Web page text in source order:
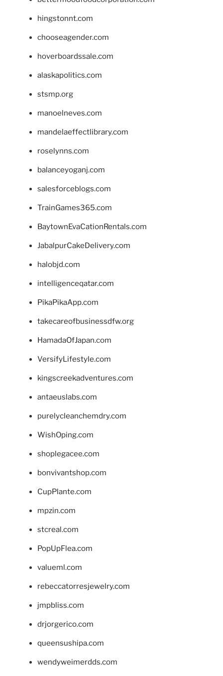
hingstonnt.com
chooseagender.com
hoverboardssale.com
alaskapolitics.com
stsmp.org
manoelneves.com
mandelaeffectlibrary.com
roselynns.com
balanceyoganj.com
salesforceblogs.com
TrainGames365.com
BaytownEvaCationRentals.com
JabalpurCakeDelivery.com
halobjd.com
intelligenceqatar.com
PikaPikaApp.com
takecareofbusinessdfw.org
HamadaOfJapan.com
VersifyLifestyle.com
kingscreekadventures.com
antaeuslabs.com
purelycleanchemdry.com
WishOping.com
shoplegacee.com
bonvivantshop.com
CupPlante.com
mpzin.com
stcreal.com
PopUpFlea.com
valueml.com
rebeccatorresjewelry.com
jmpbliss.com
drjorgerico.com
queensushipa.com
wendyweimerdds.com